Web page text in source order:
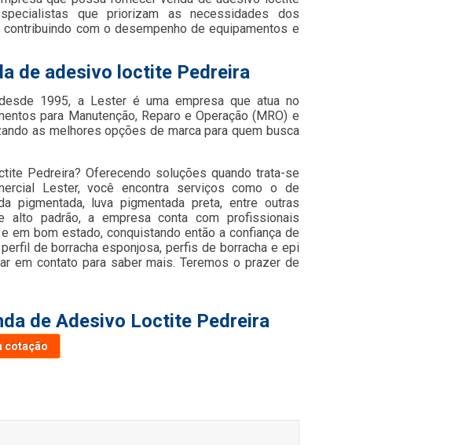
que priorizam as necessidades dos
com o desempenho de equipamentos e
de adesivo loctite Pedreira
1995, a Lester é uma empresa que atua no
para Manutenção, Reparo e Operação (MRO) e
as melhores opções de marca para quem busca
Pedreira? Oferecendo soluções quando trata-se
Lester, você encontra serviços como o de
pigmentada, luva pigmentada preta, entre outras
alto padrão, a empresa conta com profissionais
em bom estado, conquistando então a confiança de
de borracha esponjosa, perfis de borracha e epi
em contato para saber mais. Teremos o prazer de
de Adesivo Loctite Pedreira
cotação